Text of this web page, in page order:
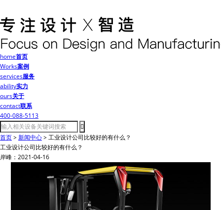
home首页
Works案例
services服务
ability实力
ours关于
contact联系
400-088-5113
首页> 新闻中心> 工业设计公司比较好的有什么？
工业设计公司比较好的有什么？
岸峰：2021-04-16